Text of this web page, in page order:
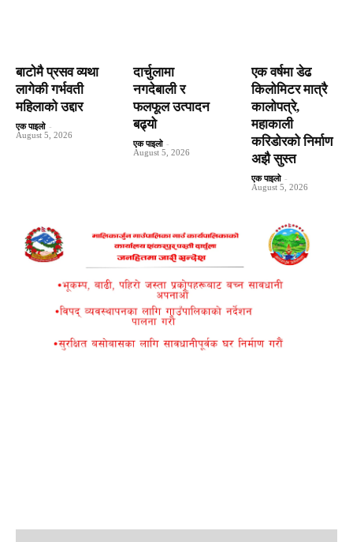
बाटाेमै प्रसव व्यथा
लागेकी गर्भवती
महिलाको उद्दार
एक पाइलो -
August 5, 2026
दार्चुलामा
नगदेबाली र
फलफूल उत्पादन
बढ्यो
एक पाइलो -
August 5, 2026
एक वर्षमा डेढ
किलोमिटर मात्रै
कालोपत्रे,
महाकाली
करिडोरको निर्माण
अझै सुस्त
एक पाइलो -
August 5, 2026